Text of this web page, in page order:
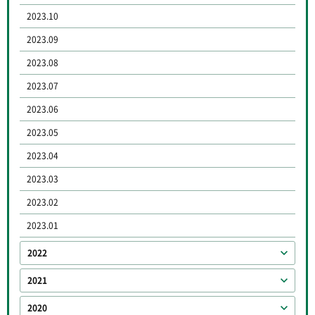
2023.10
2023.09
2023.08
2023.07
2023.06
2023.05
2023.04
2023.03
2023.02
2023.01
2022
2021
2020